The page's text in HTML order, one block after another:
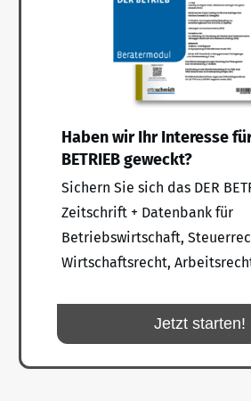
Haben wir Ihr Interesse
BETRIEB geweckt?
Sichern Sie sich das DER
Zeitschrift + Datenbank für
Betriebswirtschaft,
Wirtschaftsrecht,
Jetzt starten!